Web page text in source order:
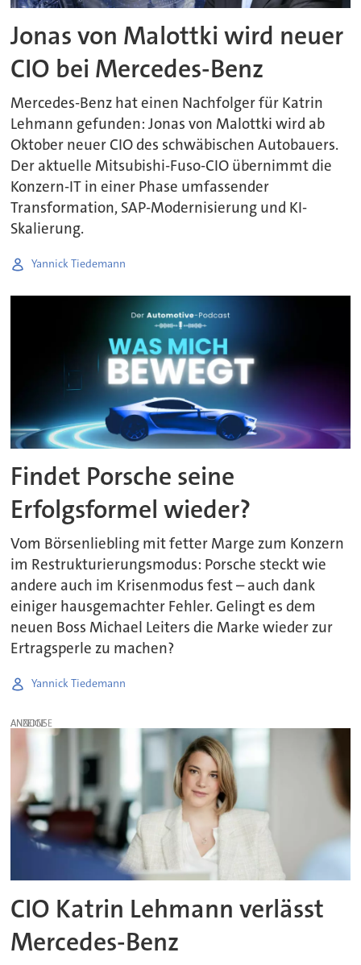
Jonas von Malottki wird neuer
CIO bei Mercedes-Benz
Mercedes-Benz hat einen Nachfolger für Katrin
Lehmann gefunden: Jonas von Malottki wird ab
Oktober neuer CIO des schwäbischen Autobauers.
Der aktuelle Mitsubishi-Fuso-CIO übernimmt die
Konzern-IT in einer Phase umfassender
Transformation, SAP-Modernisierung und KI-
Skalierung.
Yannick Tiedemann
Findet Porsche seine
Erfolgsformel wieder?
Vom Börsenliebling mit fetter Marge zum Konzern
im Restrukturierungsmodus: Porsche steckt wie
andere auch im Krisenmodus fest – auch dank
einiger hausgemachter Fehler. Gelingt es dem
neuen Boss Michael Leiters die Marke wieder zur
Ertragsperle zu machen?
Yannick Tiedemann
ANZEIGE
CIO Katrin Lehmann verlässt
Mercedes-Benz